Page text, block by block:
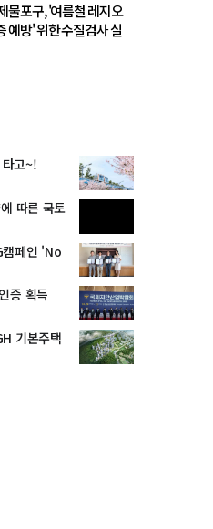
물포구, '여름철 레지오
예방' 위한 수질검사 실
고~!
따른 국토
캠페인 'No
증 획득
기본주택